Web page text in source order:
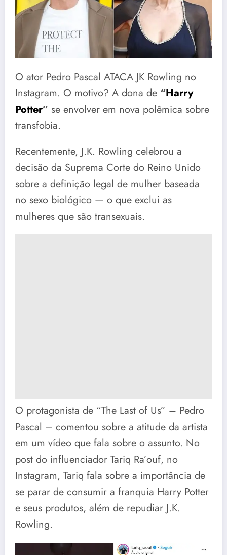
O ator Pedro Pascal ATACA JK Rowling no
Instagram. O motivo? A dona de “Harry
Potter” se envolver em nova polêmica sobre
transfobia.
Recentemente, J.K. Rowling celebrou a
decisão da Suprema Corte do Reino Unido
sobre a definição legal de mulher baseada
no sexo biológico — o que exclui as
mulheres que são transexuais.
O protagonista de “The Last of Us” – Pedro
Pascal – comentou sobre a atitude da artista
em um vídeo que fala sobre o assunto. No
post do influenciador Tariq Ra’ouf, no
Instagram, Tariq fala sobre a importância de
se parar de consumir a franquia Harry Potter
e seus produtos, além de repudiar J.K.
Rowling.